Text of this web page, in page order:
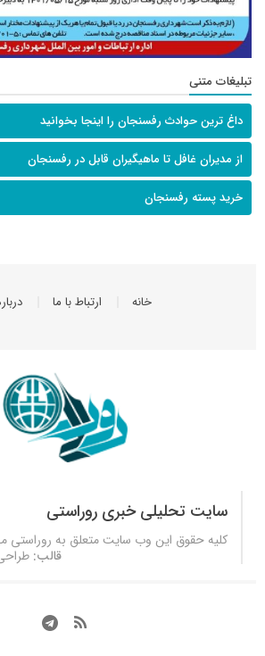
تبلیغات متنی
داغ ترین حوادث رفسنجان را اینجا بخوانید
از مدیران غافل تا ماهیگیران قابل در رفسنجان
خرید پسته رفسنجان
خانه ارتباط با ما
سایت تحلیلی خبری روراستی
کلیه حقوق این وب سایت متعلق به روراستی
قالب: